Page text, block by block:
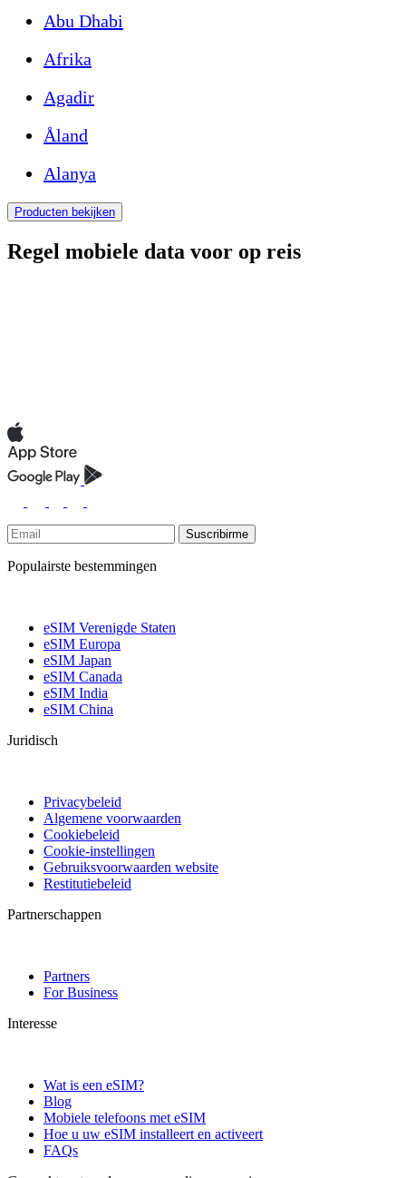
Abu Dhabi
Afrika
Agadir
Åland
Alanya
Producten bekijken
Regel mobiele data voor op reis
Suscribirme
Populairste bestemmingen
eSIM Verenigde Staten
eSIM Europa
eSIM Japan
eSIM Canada
eSIM India
eSIM China
Juridisch
Privacybeleid
Algemene voorwaarden
Cookiebeleid
Cookie-instellingen
Gebruiksvoorwaarden website
Restitutiebeleid
Partnerschappen
Partners
For Business
Interesse
Wat is een eSIM?
Blog
Mobiele telefoons met eSIM
Hoe u uw eSIM installeert en activeert
FAQs